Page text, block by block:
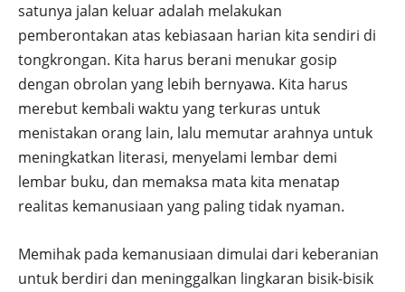
satunya jalan keluar adalah melakukan
pemberontakan atas kebiasaan harian kita sendiri di
tongkrongan. Kita harus berani menukar gosip
dengan obrolan yang lebih bernyawa. Kita harus
merebut kembali waktu yang terkuras untuk
menistakan orang lain, lalu memutar arahnya untuk
meningkatkan literasi, menyelami lembar demi
lembar buku, dan memaksa mata kita menatap
realitas kemanusiaan yang paling tidak nyaman.
Memihak pada kemanusiaan dimulai dari keberanian
untuk berdiri dan meninggalkan lingkaran bisik-bisik